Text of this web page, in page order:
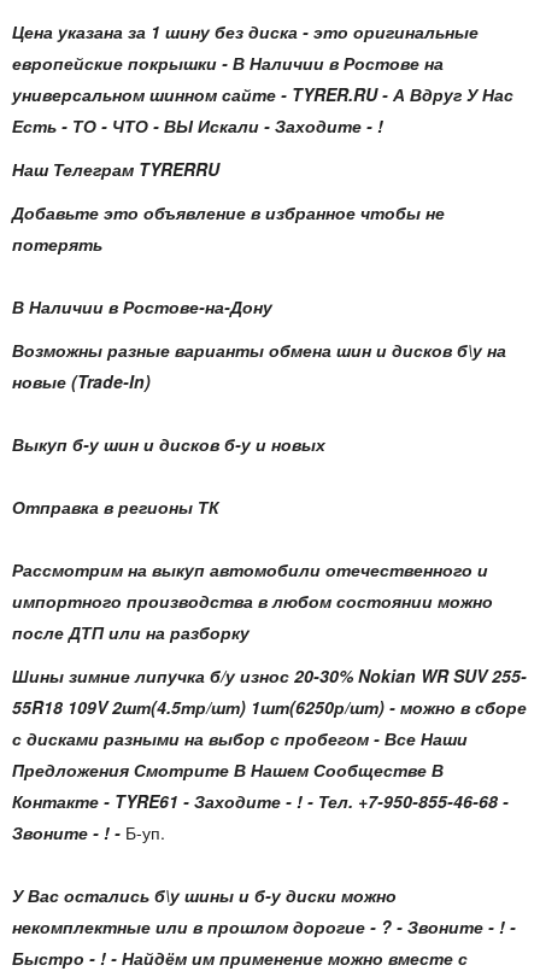
Цена указана за 1 шину без диска - это оригинальные
европейские покрышки - В Наличии в Ростове на
универсальном шинном сайте - TYRER.RU - А Вдруг У Нас
Есть - ТО - ЧТО - ВЫ Искали - Заходите - !
Наш Телеграм TYRERRU
Добавьте это объявление в избранное чтобы не
потерять
В Наличии в Ростове-на-Дону
Возможны разные варианты обмена шин и дисков б\у на
новые (Trade-In)
Выкуп б-у шин и дисков б-у и новых
Отправка в регионы ТК
Рассмотрим на выкуп автомобили отечественного и
импортного производства в любом состоянии можно
после ДТП или на разборку
Шины зимние липучка б/у износ 20-30% Nokian WR SUV 255-
55R18 109V 2шт(4.5тр/шт) 1шт(6250р/шт) - можно в сборе
с дисками разными на выбор с пробегом - Все Наши
Предложения Смотрите В Нашем Сообществе В
Контакте - TYRE61 - Заходите - ! - Тел. +7-950-855-46-68 -
Звоните - ! - Б-уп.
У Вас остались б\у шины и б-у диски можно
некомплектные или в прошлом дорогие - ? - Звоните - ! -
Быстро - ! - Найдём им применение можно вместе с